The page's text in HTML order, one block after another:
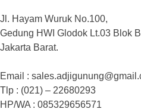
Jl. Hayam Wuruk No.100,
Gedung HWI Glodok Lt.03 Blok
Jakarta Barat.
Email :
Tlp : (021) – 22680293
HP/WA : 085329656571